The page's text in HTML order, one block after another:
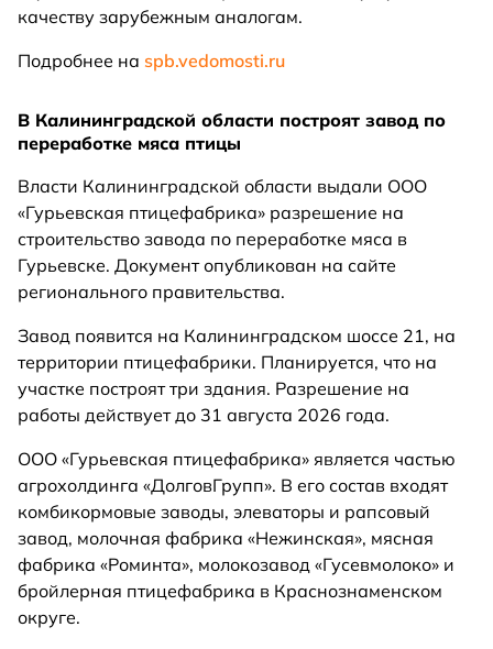
качеству зарубежным аналогам.
Подробнее на spb.vedomosti.ru
В Калининградской области построят завод по
переработке мяса птицы
Власти Калининградской области выдали ООО
«Гурьевская птицефабрика» разрешение на
строительство завода по переработке мяса в
Гурьевске. Документ опубликован на сайте
регионального правительства.
Завод появится на Калининградском шоссе 21, на
территории птицефабрики. Планируется, что на
участке построят три здания. Разрешение на
работы действует до 31 августа 2026 года.
ООО «Гурьевская птицефабрика» является частью
агрохолдинга «ДолговГрупп». В его состав входят
комбикормовые заводы, элеваторы и рапсовый
завод, молочная фабрика «Нежинская», мясная
фабрика «Роминта», молокозавод «Гусевмолоко» и
бройлерная птицефабрика в Краснознаменском
округе.